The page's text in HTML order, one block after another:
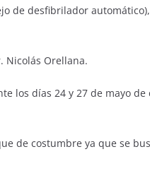
de desfibrilador
Nicolás Orellana.
los días 24 y 27 de mayo
de costumbre ya que se